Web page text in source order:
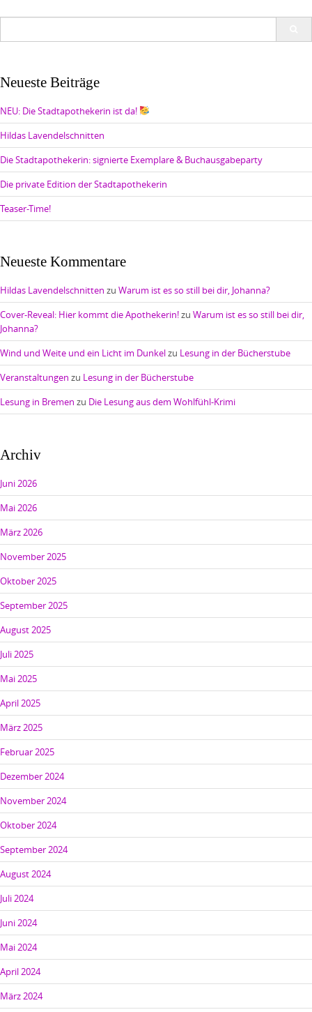
Neueste Beiträge
NEU: Die Stadtapothekerin ist da!
Hildas Lavendelschnitten
Die Stadtapothekerin: signierte Exemplare & Buchausgabeparty
Die private Edition der Stadtapothekerin
Teaser-Time!
Neueste Kommentare
Hildas Lavendelschnitten zu Warum ist es so still bei dir, Johanna?
Cover-Reveal: Hier kommt die Apothekerin!zu Warum ist es so still bei dir,
Johanna?
Wind und Weite und ein Licht im Dunkelzu Lesung in der Bücherstube
Veranstaltungen zu Lesung in der Bücherstube
Lesung in Bremen zu Die Lesung aus dem Wohlfühl-Krimi
Archiv
Juni 2026
Mai 2026
März 2026
November 2025
Oktober 2025
September 2025
August 2025
Juli 2025
Mai 2025
April 2025
März 2025
Februar 2025
Dezember 2024
November 2024
Oktober 2024
September 2024
August 2024
Juli 2024
Juni 2024
Mai 2024
April 2024
März 2024